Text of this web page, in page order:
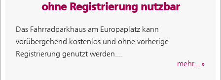
ohne Registrierung nutzbar
Das Fahrradparkhaus am Europaplatz kann
vorübergehend kostenlos und ohne vorherige
Registrierung genutzt werden....
mehr...